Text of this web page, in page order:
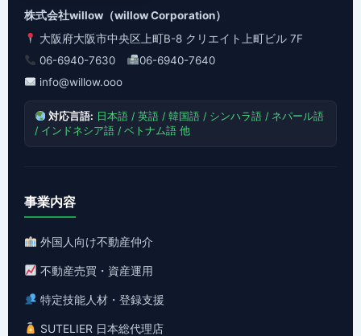
株式会社willow（willow Corporation）
大阪府大阪市中央区上町B-8 クリエイト上町ビル 7F
06-6940-7630
06-6940-7640
info@willow.ooo
対応言語: 日本語 / 英語 / 韓国語 / シンハラ語 / ネパール語
/ インドネシア語 / ベトナム語 他
事業内容
外国人向け不動産仲介
不動産売買・資産運用
特定技能人材・登録支援
SUTELIER 日本総代理店